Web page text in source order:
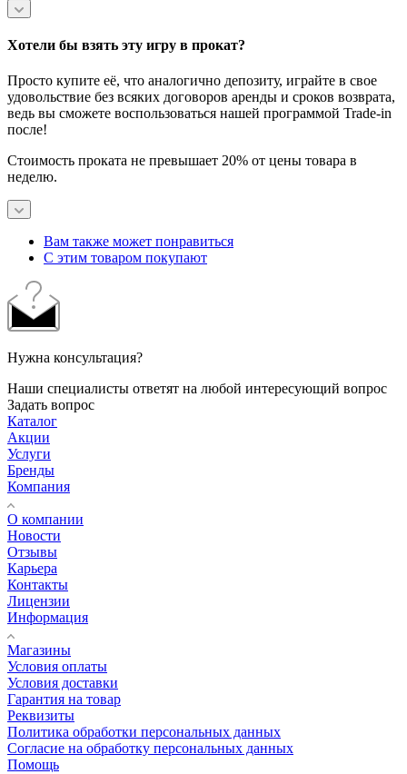
Хотели бы взять эту игру в прокат?
Просто купите её, что аналогично депозиту, играйте в свое
удовольствие без всяких договоров аренды и сроков возврата,
ведь вы сможете воспользоваться нашей программой Trade-in
после!
Стоимость проката не превышает 20% от цены товара в
неделю.
Вам также может понравиться
С этим товаром покупают
Нужна консультация?
Наши специалисты ответят на любой интересующий вопрос
Задать вопрос
Каталог
Акции
Услуги
Бренды
Компания
О компании
Новости
Отзывы
Карьера
Контакты
Лицензии
Информация
Магазины
Условия оплаты
Условия доставки
Гарантия на товар
Реквизиты
Политика обработки персональных данных
Согласие на обработку персональных данных
Помощь